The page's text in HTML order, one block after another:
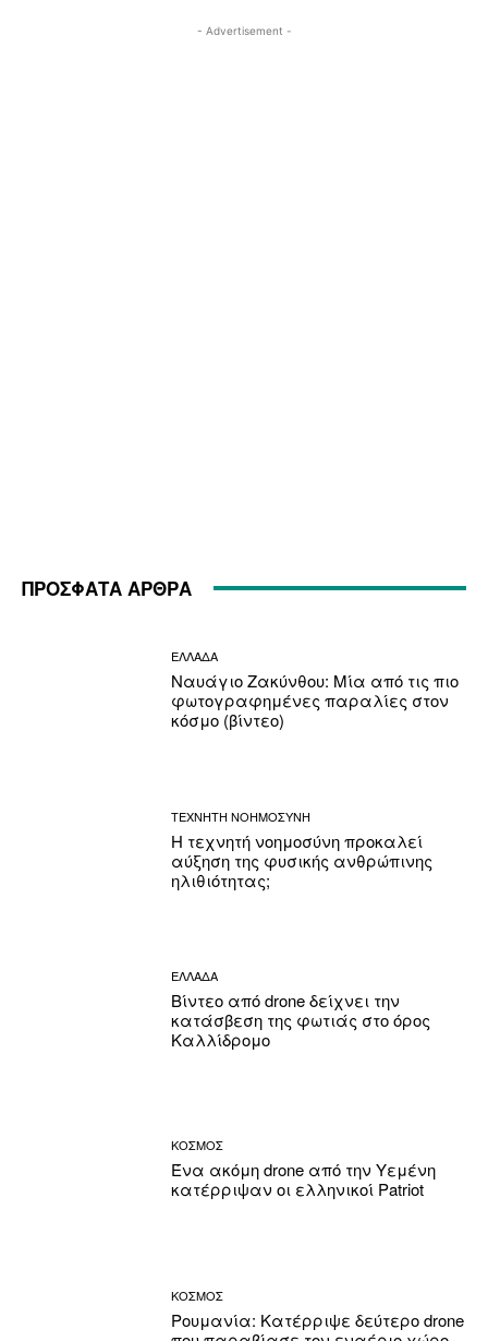
- Advertisement -
ΠΡΟΣΦΑΤΑ ΑΡΘΡΑ
ΕΛΛΑΔΑ
Ναυάγιο Ζακύνθου: Μία από τις πιο
φωτογραφημένες παραλίες στον
κόσμο (βίντεο)
ΤΕΧΝΗΤΗ ΝΟΗΜΟΣΥΝΗ
Η τεχνητή νοημοσύνη προκαλεί
αύξηση της φυσικής ανθρώπινης
ηλιθιότητας;
ΕΛΛΑΔΑ
Βίντεο από drone δείχνει την
κατάσβεση της φωτιάς στο όρος
Καλλίδρομο
ΚΟΣΜΟΣ
Ένα ακόμη drone από την Υεμένη
κατέρριψαν οι ελληνικοί Patriot
ΚΟΣΜΟΣ
Ρουμανία: Κατέρριψε δεύτερο drone